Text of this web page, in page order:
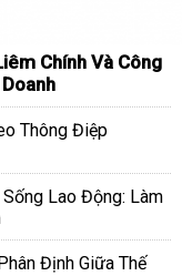
Chính Và Công
Thông Điệp
Lao Động: Làm
Định Giữa Thế